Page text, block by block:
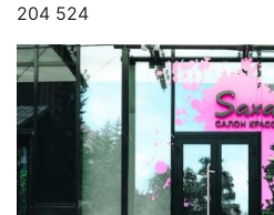
204 524